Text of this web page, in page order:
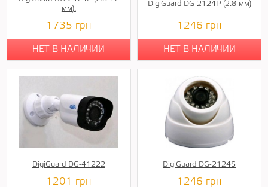
мм).
1735 грн
НЕТ В НАЛИЧИИ
DigiGuard DG-2124P (2.8 мм)
1246 грн
НЕТ В НАЛИЧИИ
DigiGuard DG-41222
1201 грн
DigiGuard DG-2124S
1246 грн